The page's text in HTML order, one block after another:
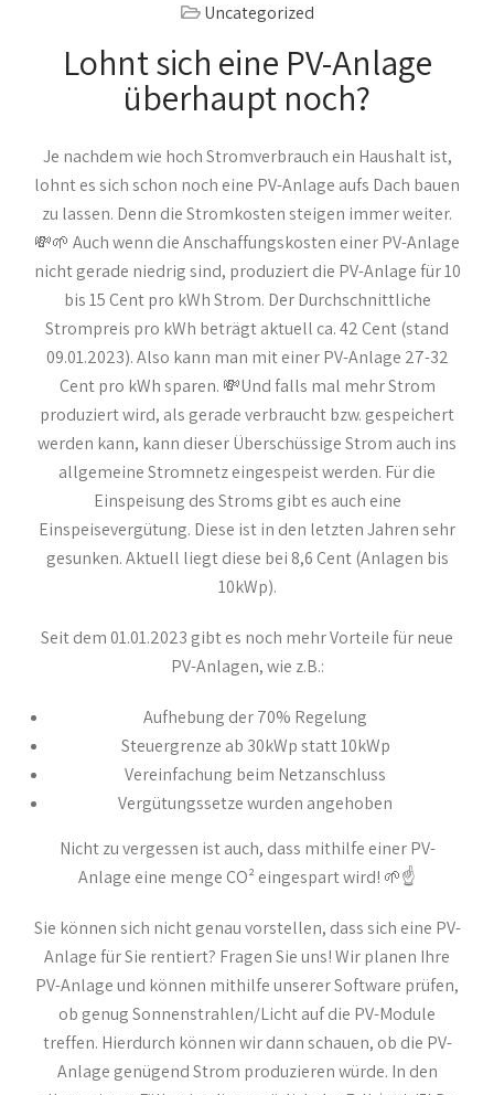
Uncategorized
Lohnt sich eine PV-Anlage
überhaupt noch?
Je nachdem wie hoch Stromverbrauch ein Haushalt ist,
lohnt es sich schon noch eine PV-Anlage aufs Dach bauen
zu lassen. Denn die Stromkosten steigen immer weiter.
💸🌱 Auch wenn die Anschaffungskosten einer PV-Anlage
nicht gerade niedrig sind, produziert die PV-Anlage für 10
bis 15 Cent pro kWh Strom. Der Durchschnittliche
Strompreis pro kWh beträgt aktuell ca. 42 Cent (stand
09.01.2023). Also kann man mit einer PV-Anlage 27-32
Cent pro kWh sparen. 💸Und falls mal mehr Strom
produziert wird, als gerade verbraucht bzw. gespeichert
werden kann, kann dieser Überschüssige Strom auch ins
allgemeine Stromnetz eingespeist werden. Für die
Einspeisung des Stroms gibt es auch eine
Einspeisevergütung. Diese ist in den letzten Jahren sehr
gesunken. Aktuell liegt diese bei 8,6 Cent (Anlagen bis
10kWp).
Seit dem 01.01.2023 gibt es noch mehr Vorteile für neue
PV-Anlagen, wie z.B.:
Aufhebung der 70% Regelung
Steuergrenze ab 30kWp statt 10kWp
Vereinfachung beim Netzanschluss
Vergütungssetze wurden angehoben
Nicht zu vergessen ist auch, dass mithilfe einer PV-
Anlage eine menge CO² eingespart wird! 🌱☝️
Sie können sich nicht genau vorstellen, dass sich eine PV-
Anlage für Sie rentiert? Fragen Sie uns! Wir planen Ihre
PV-Anlage und können mithilfe unserer Software prüfen,
ob genug Sonnenstrahlen/Licht auf die PV-Module
treffen. Hierdurch können wir dann schauen, ob die PV-
Anlage genügend Strom produzieren würde. In den